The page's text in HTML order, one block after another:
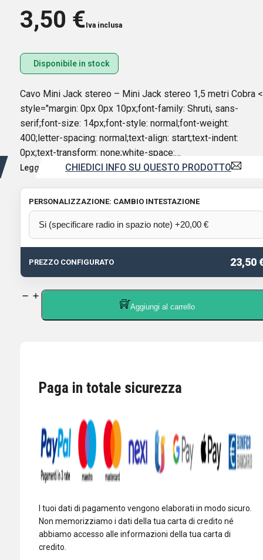
3,50 € Iva inclusa
Disponibile in stock
Cavo Mini Jack stereo – Mini Jack stereo 1,5 metri Cobra
style="margin: 0px 0px 10px;font-family: Shruti, sans-
serif;font-size: 14px;font-style: normal;font-weight:
400;letter-spacing: normal;text-align: start;text-indent:
0px;text-transform: none;white-space:…
Leggi di più CHIEDICI INFO SU QUESTO PRODOTTO
PERSONALIZZAZIONE: CAMBIO INTESTAZIONE
PREZZO CONFIGURATO 23,50
Cavo
quantità
Aggiungi al carrello
Paga in totale sicurezza
I tuoi dati di pagamento vengono elaborati in modo sicuro.
Non memorizziamo i dati della tua carta di credito né
abbiamo accesso alle informazioni della tua carta di
credito.